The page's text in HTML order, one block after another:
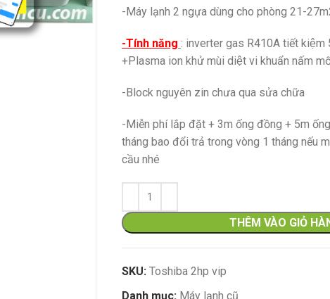
Đặc điểm
thước tủ
thể bảo
Kính hai lớp
thành tủ dày
chuyển vị
khí tốt và
nhanh,
-Máy lạnh 2 ngựa dùng cho phòng 21-
-Tính năng : inverter gas R410A tiết kiệm
+Plasma ion khử mùi diệt vi khuẩn nấm
-Block nguyên zin chưa qua sửa chữa
-Miễn phí lắp đặt + 3m ống đồng + 5m
tháng bao đổi trả trong vòng 1 tháng nếu
cầu nhé
THÊM VÀO GIỎ
SKU: Toshiba 2hp vip
Danh mục: Máy lạnh cũ